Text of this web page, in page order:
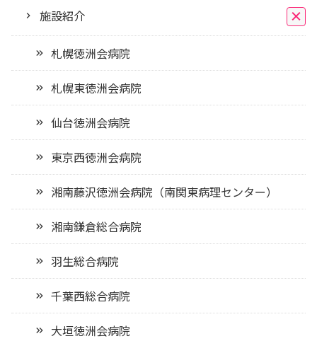
施設紹介
札幌徳洲会病院
札幌東徳洲会病院
仙台徳洲会病院
東京西徳洲会病院
湘南藤沢徳洲会病院（南関東病理センター）
湘南鎌倉総合病院
羽生総合病院
千葉西総合病院
大垣徳洲会病院